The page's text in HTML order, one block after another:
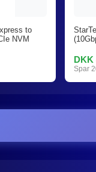
to
NVM
DKK
Spar